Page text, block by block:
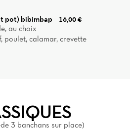
pot) bibimbap
16,00 €
au choix
poulet, calamar, crevette
3 banchans sur place)